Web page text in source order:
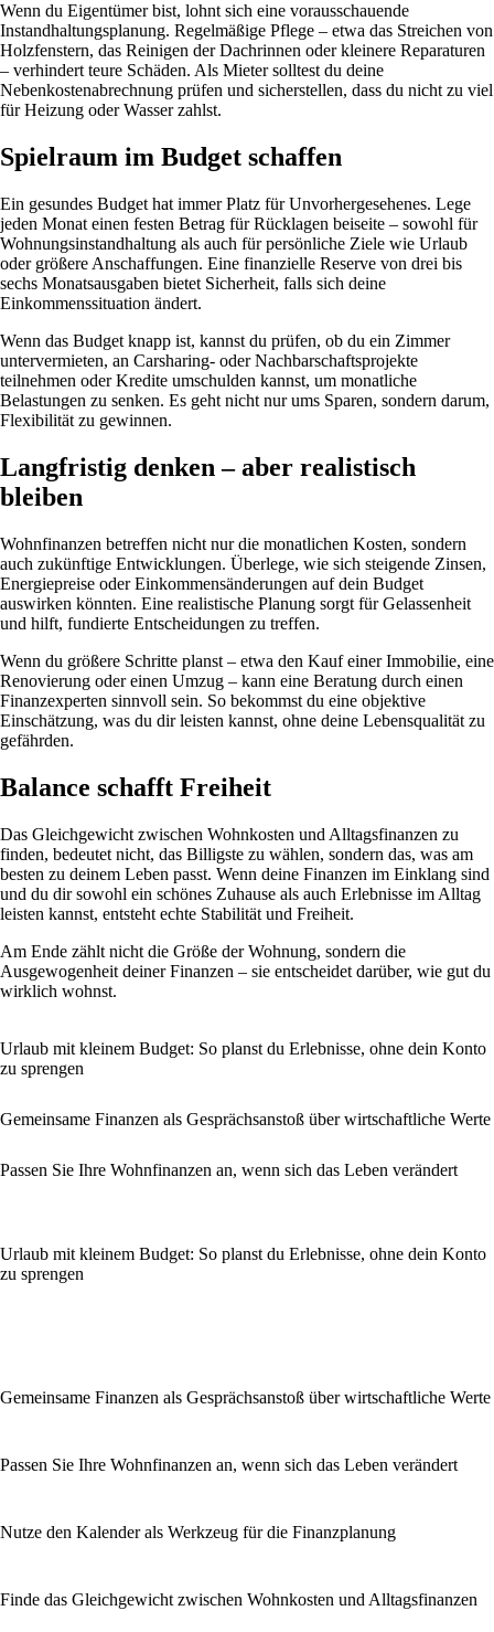
Wenn du Eigentümer bist, lohnt sich eine vorausschauende
Instandhaltungsplanung. Regelmäßige Pflege – etwa das Streichen von
Holzfenstern, das Reinigen der Dachrinnen oder kleinere Reparaturen
– verhindert teure Schäden. Als Mieter solltest du deine
Nebenkostenabrechnung prüfen und sicherstellen, dass du nicht zu viel
für Heizung oder Wasser zahlst.
Spielraum im Budget schaffen
Ein gesundes Budget hat immer Platz für Unvorhergesehenes. Lege
jeden Monat einen festen Betrag für Rücklagen beiseite – sowohl für
Wohnungsinstandhaltung als auch für persönliche Ziele wie Urlaub
oder größere Anschaffungen. Eine finanzielle Reserve von drei bis
sechs Monatsausgaben bietet Sicherheit, falls sich deine
Einkommenssituation ändert.
Wenn das Budget knapp ist, kannst du prüfen, ob du ein Zimmer
untervermieten, an Carsharing- oder Nachbarschaftsprojekte
teilnehmen oder Kredite umschulden kannst, um monatliche
Belastungen zu senken. Es geht nicht nur ums Sparen, sondern darum,
Flexibilität zu gewinnen.
Langfristig denken – aber realistisch
bleiben
Wohnfinanzen betreffen nicht nur die monatlichen Kosten, sondern
auch zukünftige Entwicklungen. Überlege, wie sich steigende Zinsen,
Energiepreise oder Einkommensänderungen auf dein Budget
auswirken könnten. Eine realistische Planung sorgt für Gelassenheit
und hilft, fundierte Entscheidungen zu treffen.
Wenn du größere Schritte planst – etwa den Kauf einer Immobilie, eine
Renovierung oder einen Umzug – kann eine Beratung durch einen
Finanzexperten sinnvoll sein. So bekommst du eine objektive
Einschätzung, was du dir leisten kannst, ohne deine Lebensqualität zu
gefährden.
Balance schafft Freiheit
Das Gleichgewicht zwischen Wohnkosten und Alltagsfinanzen zu
finden, bedeutet nicht, das Billigste zu wählen, sondern das, was am
besten zu deinem Leben passt. Wenn deine Finanzen im Einklang sind
und du dir sowohl ein schönes Zuhause als auch Erlebnisse im Alltag
leisten kannst, entsteht echte Stabilität und Freiheit.
Am Ende zählt nicht die Größe der Wohnung, sondern die
Ausgewogenheit deiner Finanzen – sie entscheidet darüber, wie gut du
wirklich wohnst.
Urlaub mit kleinem Budget: So planst du Erlebnisse, ohne dein Konto
zu sprengen
Gemeinsame Finanzen als Gesprächsanstoß über wirtschaftliche Werte
Passen Sie Ihre Wohnfinanzen an, wenn sich das Leben verändert
Urlaub mit kleinem Budget: So planst du Erlebnisse, ohne dein Konto
zu sprengen
Gemeinsame Finanzen als Gesprächsanstoß über wirtschaftliche Werte
Passen Sie Ihre Wohnfinanzen an, wenn sich das Leben verändert
Nutze den Kalender als Werkzeug für die Finanzplanung
Finde das Gleichgewicht zwischen Wohnkosten und Alltagsfinanzen